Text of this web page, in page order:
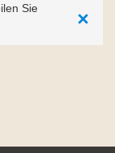
Sie
×